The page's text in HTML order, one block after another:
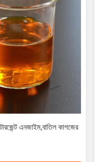
এনজাইম,বাতিল কাগজের